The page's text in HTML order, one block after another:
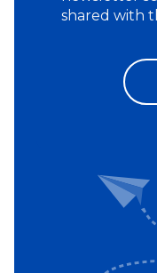
shared with